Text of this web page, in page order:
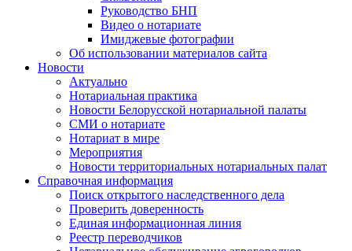
Руководство БНП
Видео о нотариате
Имиджевые фотографии
Об использовании материалов сайта
Новости
Актуально
Нотариальная практика
Новости Белорусской нотариальной палаты
СМИ о нотариате
Нотариат в мире
Мероприятия
Новости территориальных нотариальных палат
Справочная информация
Поиск открытого наследственного дела
Проверить доверенность
Единая информационная линия
Реестр переводчиков